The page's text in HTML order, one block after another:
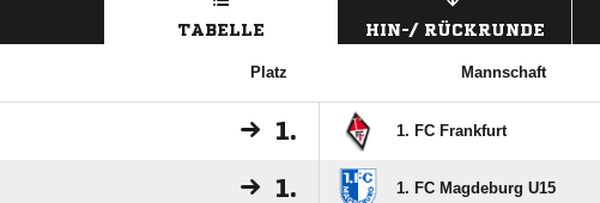
TABELLE HIN-/ RÜCKRUNDE
Platz Mannschaft
1. 1. FC Frankfurt
1. 1. FC Magdeburg U15